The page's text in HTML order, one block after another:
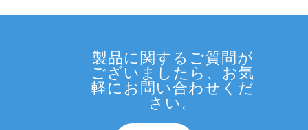
製品に関するご質問が
ございましたら、お気
軽にお問い合わせくだ
さい。